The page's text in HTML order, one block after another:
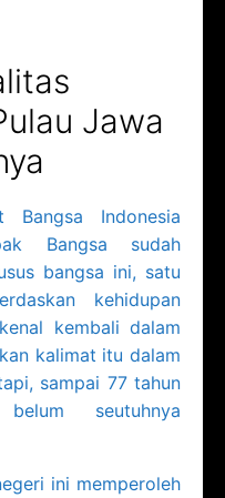
Jawa
Bangsa Indonesia
Bangsa sudah
bangsa ini, satu
kehidupan
kembali dalam
kalimat itu dalam
sampai 77 tahun
seutuhnya
ini memperoleh